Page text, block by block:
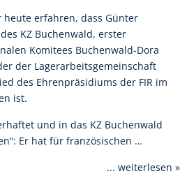
erfahren, dass Günter
KZ Buchenwald, erster
Komitees Buchenwald-Dora
der Lagerarbeitsgemeinschaft
des Ehrenpräsidiums der FIR im
ist.
und in das KZ Buchenwald
Er hat für französischen …
... weiterlesen »